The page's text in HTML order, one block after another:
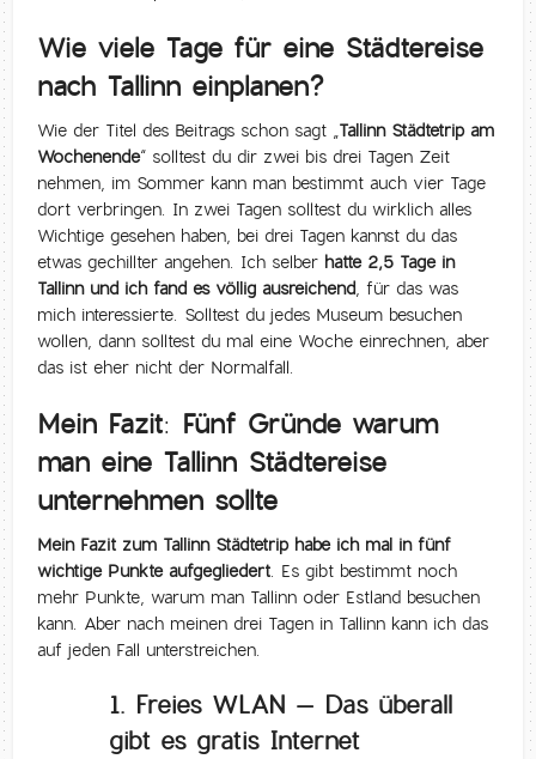
Wie viele Tage für eine Städtereise
nach Tallinn einplanen?
Wie der Titel des Beitrags schon sagt „Tallinn Städtetrip am
Wochenende“ solltest du dir zwei bis drei Tagen Zeit
nehmen, im Sommer kann man bestimmt auch vier Tage
dort verbringen. In zwei Tagen solltest du wirklich alles
Wichtige gesehen haben, bei drei Tagen kannst du das
etwas gechillter angehen. Ich selber hatte 2,5 Tage in
Tallinn und ich fand es völlig ausreichend, für das was
mich interessierte. Solltest du jedes Museum besuchen
wollen, dann solltest du mal eine Woche einrechnen, aber
das ist eher nicht der Normalfall.
Mein Fazit: Fünf Gründe warum
man eine Tallinn Städtereise
unternehmen sollte
Mein Fazit zum Tallinn Städtetrip habe ich mal in fünf
wichtige Punkte aufgegliedert. Es gibt bestimmt noch
mehr Punkte, warum man Tallinn oder Estland besuchen
kann. Aber nach meinen drei Tagen in Tallinn kann ich das
auf jeden Fall unterstreichen.
1. Freies WLAN – Das überall
gibt es gratis Internet